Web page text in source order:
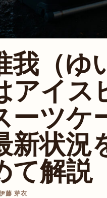
（ゆ
イス
ーツケ
新状況
て解説
藤 芽衣